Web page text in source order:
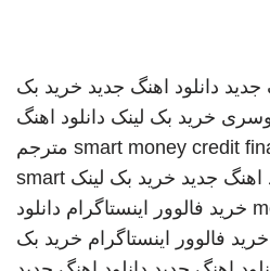
جدید دانلود اهنگ جدید خرید بک
خرید بک لینک دانلود اهنگ
smart money credit مترجم
اهنگ جدید خرید بک لینک smart
خرید فالوور اینستاگرام دانلود
خرید فالوور اینستاگرام خرید بک